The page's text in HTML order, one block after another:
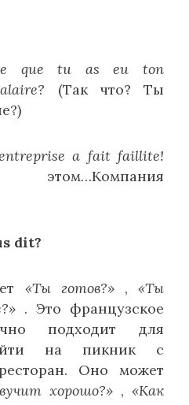
que tu as eu ton
(Так что? Ты
a fait faillite!
dit?
«Ты готов?» ,«Ты
. Это французское
подходит для
на пикник с
Оно может
хорошо?» , «Как